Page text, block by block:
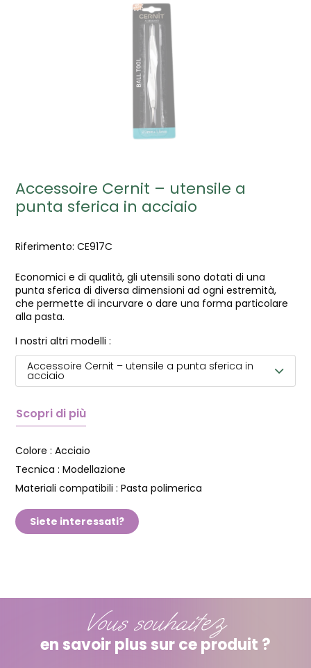
Accessoire Cernit – utensile a
punta sferica in acciaio
Riferimento: CE917C
Economici e di qualità, gli utensili sono dotati di una
punta sferica di diversa dimensioni ad ogni estremità,
che permette di incurvare o dare una forma particolare
alla pasta.
I nostri altri modelli :
Accessoire Cernit – utensile a punta sferica in
acciaio
Scopri di più
Colore : Acciaio
Tecnica : Modellazione
Materiali compatibili : Pasta polimerica
Siete interessati?
Vous souhaitez
en savoir plus sur ce produit ?